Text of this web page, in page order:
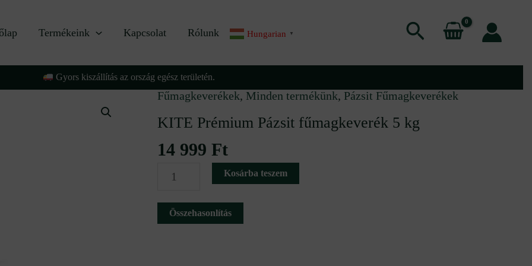
Termékeink Kapcsolat Rólunk Hungarian ▼ Search
Gyors kiszállítás az ország egész területén.
Fűmagkeverékek, Minden termékünk, Pázsit Fűmagkeverékek
KITE Prémium Pázsit fűmagkeverék 5 kg
14 999 Ft
KITE
Prémium
fűmagkeverék
mennyiség
Kosárba teszem
Összehasonlítás